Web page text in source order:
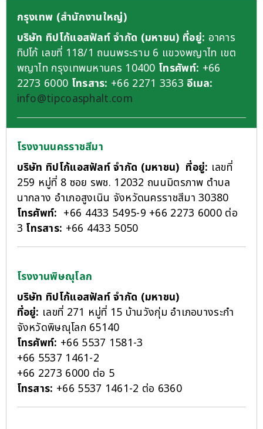
กรุงเทพ (สำนักงานใหญ่)
บริษัท ทิปโก้แอสฟัลท์ จำกัด (มหาชน) ที่อยู่: อาคาร
ทิปโก้ เลขที่ 118/1 ถนนพระราม 6 แขวงพญาไท เขต
พญาไท กรุงเทพมหานคร 10400 โทรศัพท์: +66
2273 6000 โทรสาร: +66 2271 3363 อีเมล:
info@tipcoasphalt.com
โรงงานนครราชสีมา
บริษัท ทิปโก้แอสฟัลท์ จำกัด (มหาชน) ที่อยู่: เลขที่
259 หมู่ที่ 8 ซอย รพช. 12032 ถนนมิตรภาพ ตำบล
นากลาง อำเภอสูงเนิน จังหวัดนครราชสีมา 30380
โทรศัพท์: +66 4433 5495-9 +66 2273 6000 ต่อ
3 โทรสาร: +66 4433 5050
โรงงานพิษณุโลก
บริษัท ทิปโก้แอสฟัลท์ จำกัด (มหาชน)
ที่อยู่: เลขที่ 271 หมู่ที่ 15 บ้านวังกุ่ม อำเภอบางระกำ
จังหวัดพิษณุโลก 65140
โทรศัพท์: +66 5537 1581-3
+66 5537 1461-2
+66 2273 6000 ต่อ 5
โทรสาร: +66 5537 1461-2 ต่อ 6360